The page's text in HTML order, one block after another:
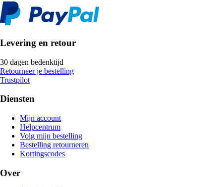
Levering en retour
30 dagen bedenktijd
Retourneer je bestelling
Trustpilot
Diensten
Mijn account
Helpcentrum
Volg mijn bestelling
Bestelling retourneren
Kortingscodes
Over